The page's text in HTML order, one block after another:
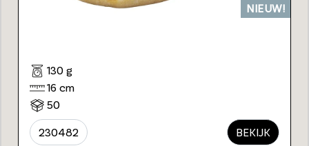
NIEUW!
130 g
16 cm
50
230482 BEKIJK